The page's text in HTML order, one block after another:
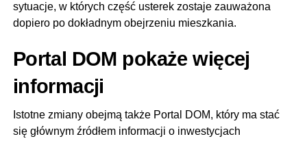
sytuacje, w których część usterek zostaje zauważona
dopiero po dokładnym obejrzeniu mieszkania.
Portal DOM pokaże więcej
informacji
Istotne zmiany obejmą także Portal DOM, który ma stać
się głównym źródłem informacji o inwestycjach